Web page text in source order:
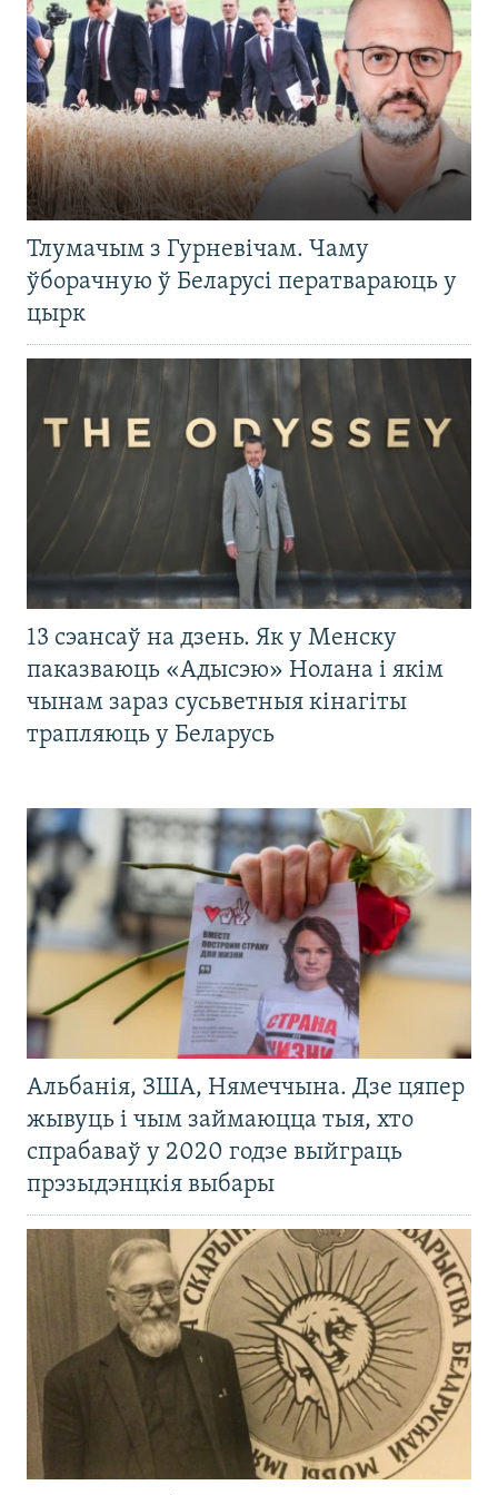
Тлумачым з Гурневічам. Чаму
ўборачную ў Беларусі ператвараюць у
цырк
13 сэансаў на дзень. Як у Менску
паказваюць «Адысэю» Нолана і якім
чынам зараз сусьветныя кінагіты
трапляюць у Беларусь
Альбанія, ЗША, Нямеччына. Дзе цяпер
жывуць і чым займаюцца тыя, хто
спрабаваў у 2020 годзе выйграць
прэзыдэнцкія выбары